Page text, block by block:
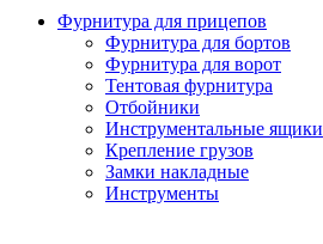
Фурнитура для прицепов
Фурнитура для бортов
Фурнитура для ворот
Тентовая фурнитура
Отбойники
Инструментальные ящики
Крепление грузов
Замки накладные
Инструменты